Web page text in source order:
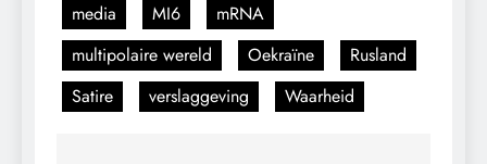
media
MI6
mRNA
multipolaire wereld
Oekraïne
Rusland
Satire
verslaggeving Waarheid